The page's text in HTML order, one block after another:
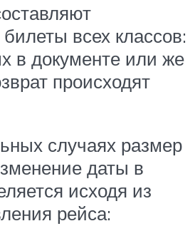
всех классов:
в документе или же
происходят
случаях размер
даты в
исходя из
рейса: